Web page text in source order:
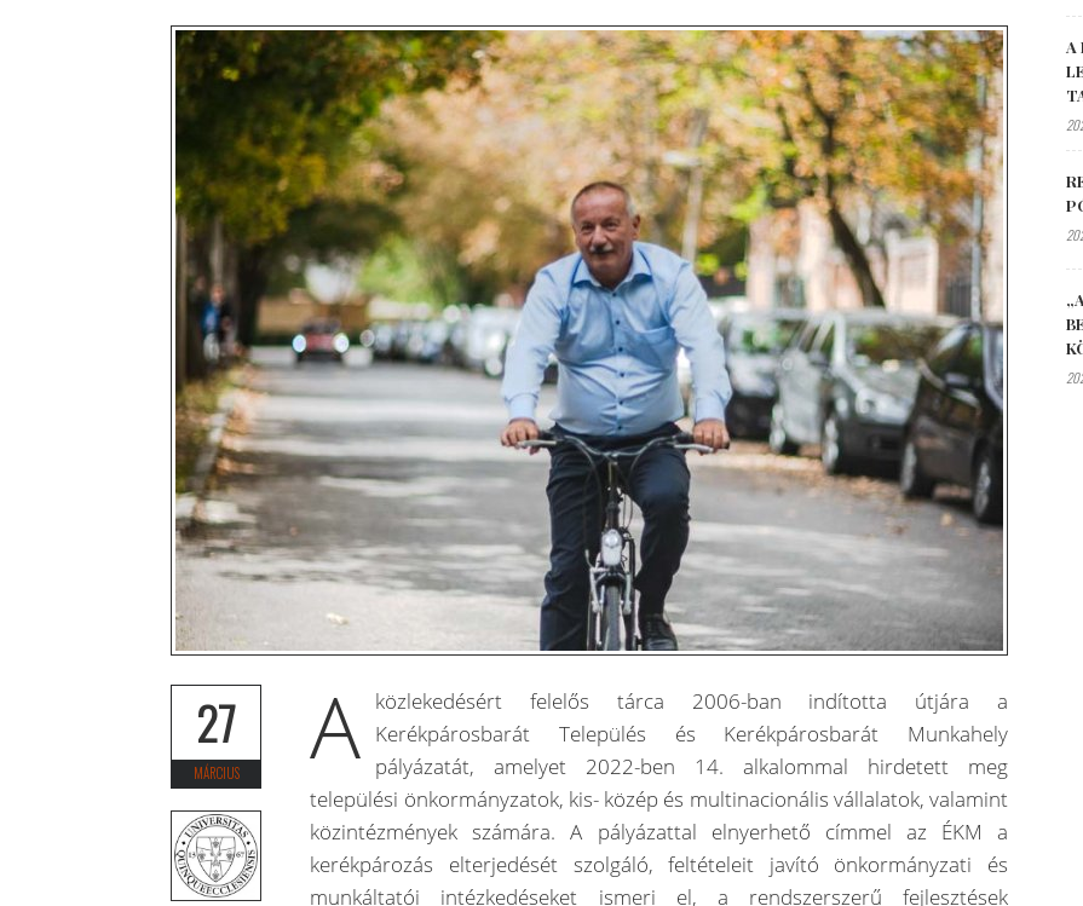
27
MÁRCIUS A közlekedésért felelős tárca 2006-ban indította útjára a
Kerékpárosbarát Település és Kerékpárosbarát Munkahely
pályázatát, amelyet 2022-ben 14. alkalommal hirdetett meg
települési önkormányzatok, kis- közép és multinacionális vállalatok, valamint
közintézmények számára. A pályázattal elnyerhető címmel az ÉKM a
kerékpározás elterjedését szolgáló, feltételeit javító önkormányzati és
munkáltatói intézkedéseket ismeri el, a rendszerszerű fejlesztések
A